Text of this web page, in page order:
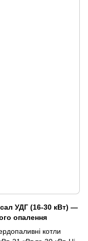
УДГ (16-30 кВт) —
опалення
котли